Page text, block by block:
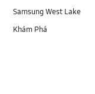
Samsung West Lake
Khám Phá